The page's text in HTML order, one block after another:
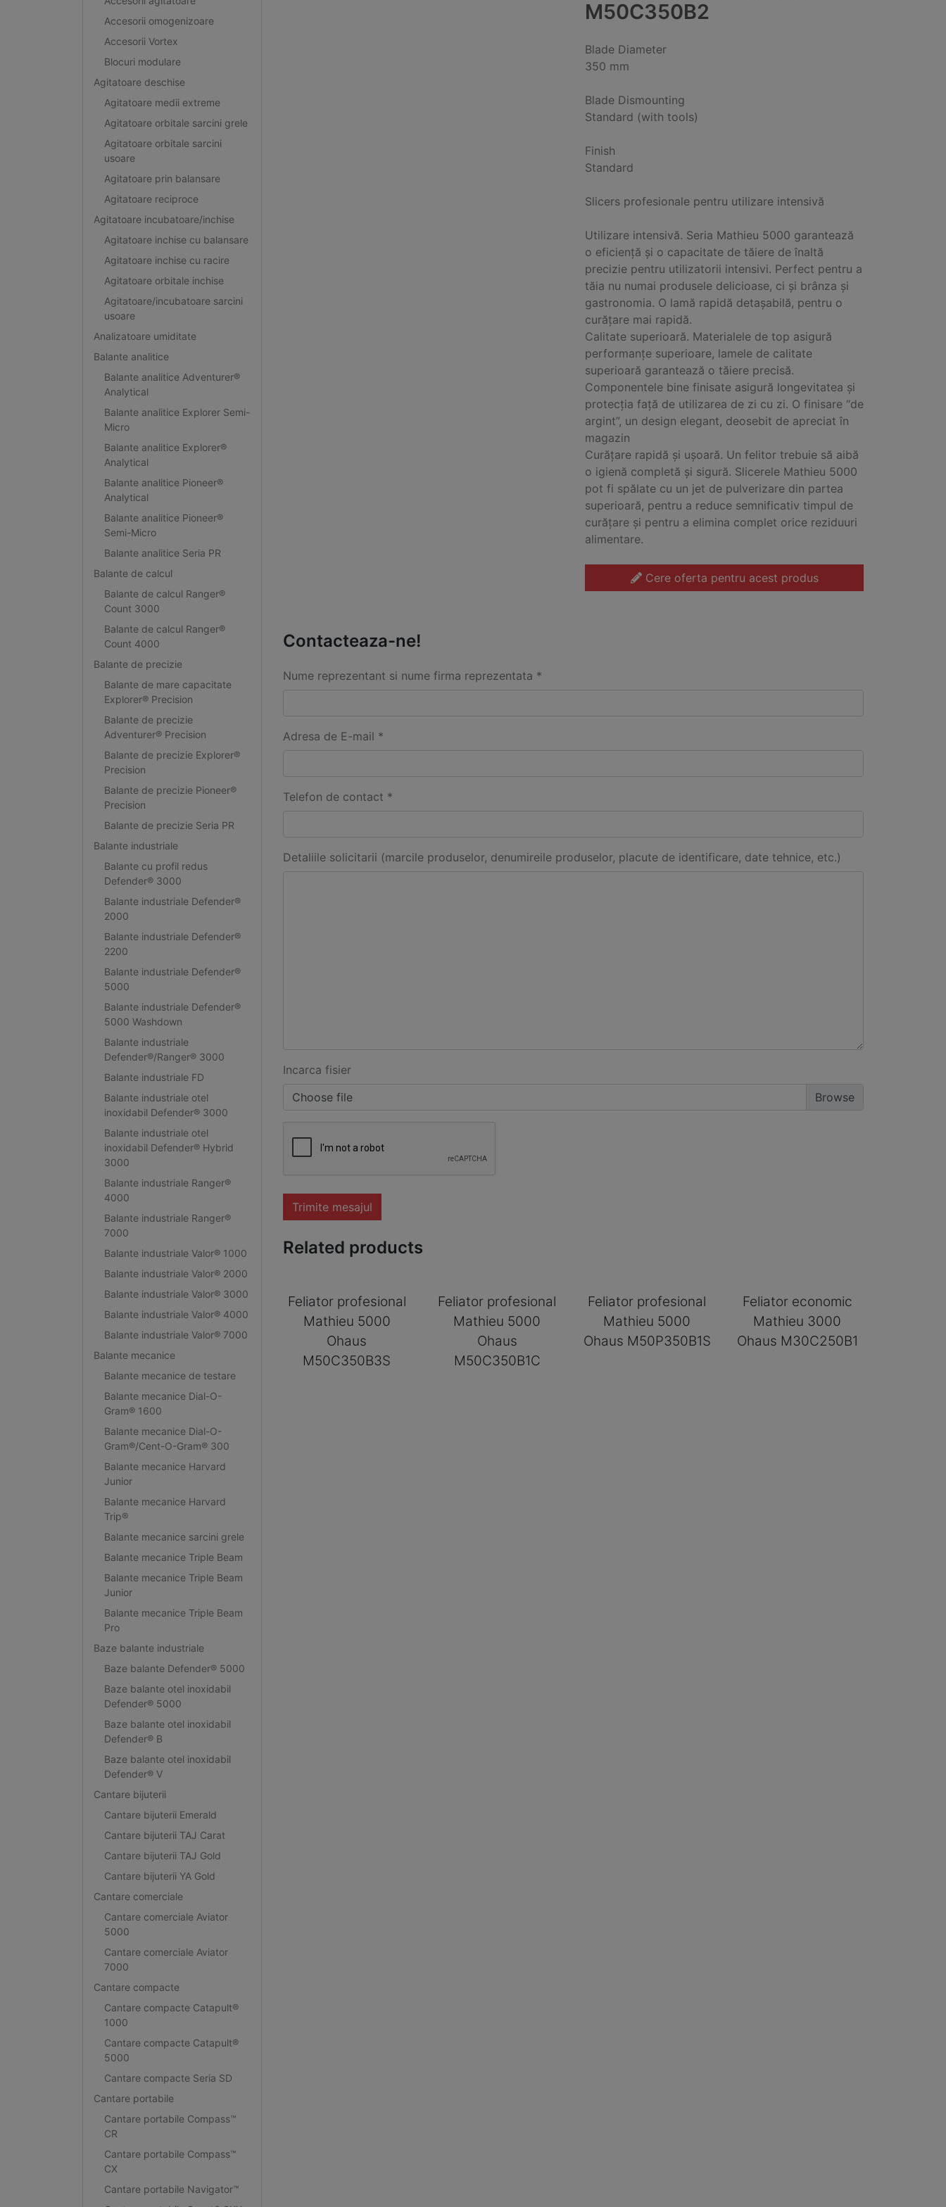
Accesorii omogenizoare
Accesorii Vortex
Blocuri modulare
Agitatoare deschise
Agitatoare medii extreme
Agitatoare orbitale sarcini grele
Agitatoare orbitale sarcini
usoare
Agitatoare prin balansare
Agitatoare reciproce
Agitatoare incubatoare/inchise
Agitatoare inchise cu balansare
Agitatoare inchise cu racire
Agitatoare orbitale inchise
Agitatoare/incubatoare sarcini
usoare
Analizatoare umiditate
Balante analitice
Balante analitice Adventurer®
Analytical
Balante analitice Explorer Semi-
Micro
Balante analitice Explorer®
Analytical
Balante analitice Pioneer®
Analytical
Balante analitice Pioneer®
Semi-Micro
Balante analitice Seria PR
Balante de calcul
Balante de calcul Ranger®
Count 3000
Balante de calcul Ranger®
Count 4000
Balante de precizie
Balante de mare capacitate
Explorer® Precision
Balante de precizie
Adventurer® Precision
Balante de precizie Explorer®
Precision
Balante de precizie Pioneer®
Precision
Balante de precizie Seria PR
Balante industriale
Balante cu profil redus
Defender® 3000
Balante industriale Defender®
2000
Balante industriale Defender®
2200
Balante industriale Defender®
5000
Balante industriale Defender®
5000 Washdown
Balante industriale
Defender®/Ranger® 3000
Balante industriale FD
Balante industriale otel
inoxidabil Defender® 3000
Balante industriale otel
inoxidabil Defender® Hybrid
3000
Balante industriale Ranger®
4000
Balante industriale Ranger®
7000
Balante industriale Valor® 1000
Balante industriale Valor® 2000
Balante industriale Valor® 3000
Balante industriale Valor® 4000
Balante industriale Valor® 7000
Balante mecanice
Balante mecanice de testare
Balante mecanice Dial-O-
Gram® 1600
Balante mecanice Dial-O-
Gram®/Cent-O-Gram® 300
Balante mecanice Harvard
Junior
Balante mecanice Harvard
Trip®
Balante mecanice sarcini grele
Balante mecanice Triple Beam
Balante mecanice Triple Beam
Junior
Balante mecanice Triple Beam
Pro
Baze balante industriale
Baze balante Defender® 5000
Baze balante otel inoxidabil
Defender® 5000
Baze balante otel inoxidabil
Defender® B
Baze balante otel inoxidabil
Defender® V
Cantare bijuterii
Cantare bijuterii Emerald
Cantare bijuterii TAJ Carat
Cantare bijuterii TAJ Gold
Cantare bijuterii YA Gold
Cantare comerciale
Cantare comerciale Aviator
5000
Cantare comerciale Aviator
7000
Cantare compacte
Cantare compacte Catapult®
1000
Cantare compacte Catapult®
5000
Cantare compacte Seria SD
Cantare portabile
Cantare portabile Compass™
CR
Cantare portabile Compass™
CX
Cantare portabile Navigator™
M50C350B2
Blade Diameter
350 mm
Blade Dismounting
Standard (with tools)
Finish
Standard
Slicers profesionale pentru utilizare intensivă
Utilizare intensivă. Seria Mathieu 5000 garantează
o eficiență și o capacitate de tăiere de înaltă
precizie pentru utilizatorii intensivi. Perfect pentru a
tăia nu numai produsele delicioase, ci și brânza și
gastronomia. O lamă rapidă detașabilă, pentru o
curățare mai rapidă.
Calitate superioară. Materialele de top asigură
performanțe superioare, lamele de calitate
superioară garantează o tăiere precisă.
Componentele bine finisate asigură longevitatea și
protecția față de utilizarea de zi cu zi. O finisare “de
argint”, un design elegant, deosebit de apreciat în
magazin
Curățare rapidă și ușoară. Un felitor trebuie să aibă
o igienă completă și sigură. Slicerele Mathieu 5000
pot fi spălate cu un jet de pulverizare din partea
superioară, pentru a reduce semnificativ timpul de
curățare și pentru a elimina complet orice reziduuri
alimentare.
Cere oferta pentru acest produs
Contacteaza-ne!
Nume reprezentant si nume firma reprezentata *
Adresa de E-mail *
Telefon de contact *
Detaliile solicitarii (marcile produselor, denumireile produselor, placute de identificare, date tehnice, etc.)
Incarca fisier
Choose file
Trimite mesajul
Related products
Feliator profesional
Mathieu 5000
Ohaus
M50C350B3S
Feliator profesional
Mathieu 5000
Ohaus
M50C350B1C
Feliator profesional
Mathieu 5000
Ohaus M50P350B1S
Feliator economic
Mathieu 3000
Ohaus M30C250B1